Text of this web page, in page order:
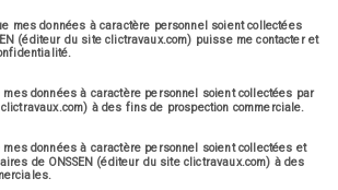
mes données à caractère personnel soient collectées
(éditeur du site clictravaux.com) puisse me contacter et
données à caractère personnel soient collectées par
à des fins de prospection commerciale.
données à caractère personnel soient collectées et
de ONSSEN (éditeur du site clictravaux.com) à des